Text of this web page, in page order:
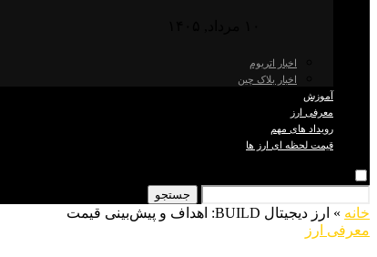
اخبار اتریوم
اخبار بلاک چین
آموزش
معرفی ارز
رویداد های مهم
قیمت لحظه ای ارز ها
جستجو
خانه » ارز دیجیتال BUILD: اهداف و پیش‌بینی قیمت
معرفی ارز